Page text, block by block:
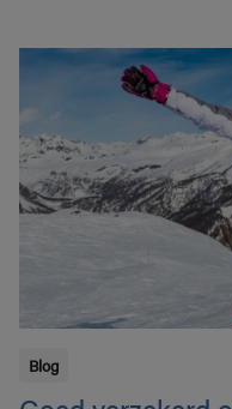
Blog